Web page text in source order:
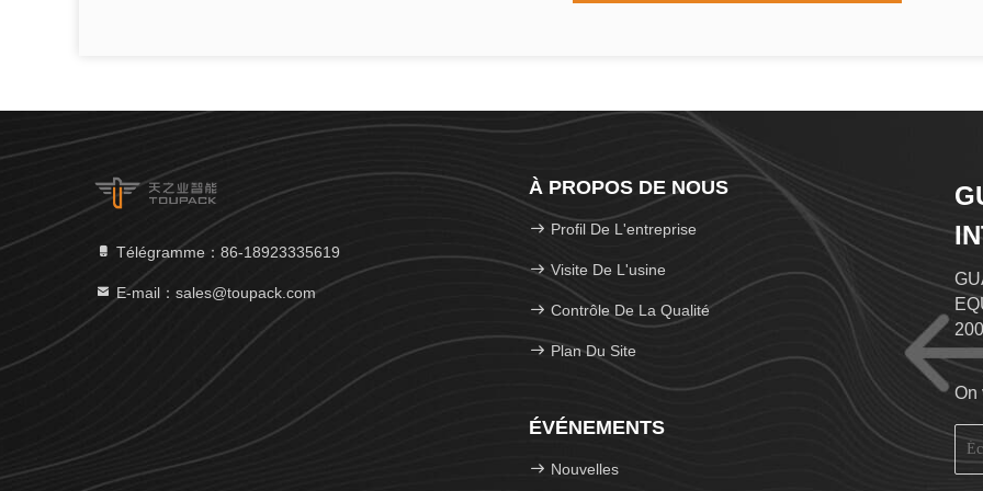
Télégramme：86-18923335619
E-mail：sales@toupack.com
À PROPOS DE NOUS
Profil De L'entreprise
Visite De L'usine
Contrôle De La Qualité
Plan Du Site
ÉVÉNEMENTS
Nouvelles
la
On